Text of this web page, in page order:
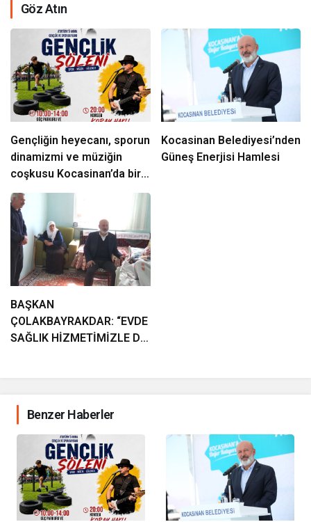
Göz Atın
Gençliğin heyecanı, sporun
dinamizmi ve müziğin
coşkusu Kocasinan’da bir
araya geliyor!
Kocasinan Belediyesi’nden
Güneş Enerjisi Hamlesi
BAŞKAN
ÇOLAKBAYRAKDAR: “EVDE
SAĞLIK HİZMETİMİZLE DE
Benzer Haberler